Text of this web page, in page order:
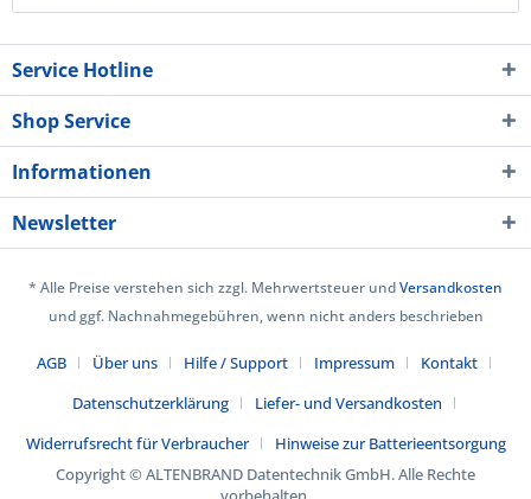
Service Hotline
Shop Service
Informationen
Newsletter
* Alle Preise verstehen sich zzgl. Mehrwertsteuer undVersandkosten
und ggf. Nachnahmegebühren, wenn nicht anders beschrieben
AGB Über uns Hilfe / Support Impressum
Kontakt
Datenschutzerklärung
Liefer- und Versandkosten
Widerrufsrecht für Verbraucher
Hinweise zur Batterieentsorgung
Copyright © ALTENBRAND Datentechnik GmbH. Alle Rechte